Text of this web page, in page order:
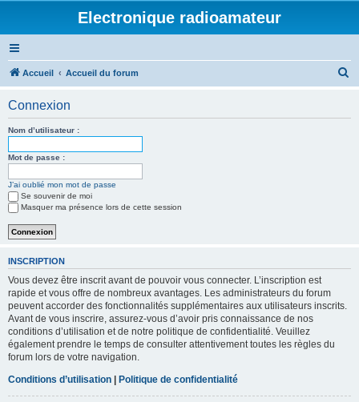
Electronique radioamateur
Accueil Accueil du forum
Connexion
Nom d’utilisateur :
Mot de passe :
J’ai oublié mon mot de passe
Se souvenir de moi
Masquer ma présence lors de cette session
INSCRIPTION
Vous devez être inscrit avant de pouvoir vous connecter. L’inscription est
rapide et vous offre de nombreux avantages. Les administrateurs du forum
peuvent accorder des fonctionnalités supplémentaires aux utilisateurs inscrits.
Avant de vous inscrire, assurez-vous d’avoir pris connaissance de nos
conditions d’utilisation et de notre politique de confidentialité. Veuillez
également prendre le temps de consulter attentivement toutes les règles du
forum lors de votre navigation.
Conditions d’utilisation | Politique de confidentialité